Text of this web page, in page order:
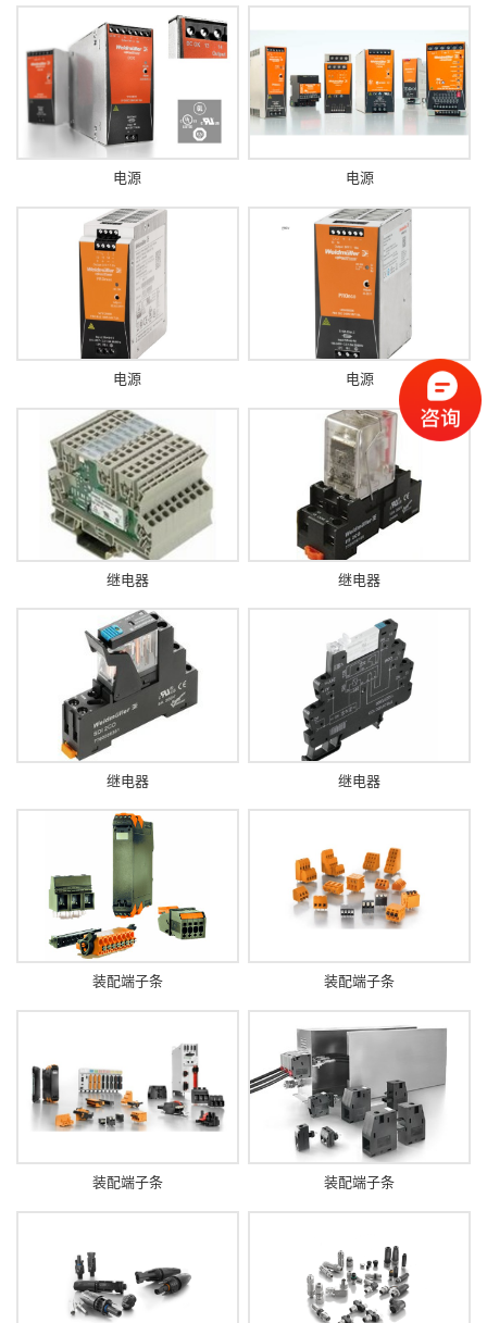
电源 电源
电源 电源
继电器 继电器
继电器 继电器
装配端子条 装配端子条
装配端子条 装配端子条